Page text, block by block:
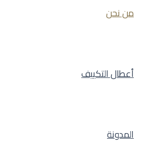
من نحن
أعطال التكييف
المدونة